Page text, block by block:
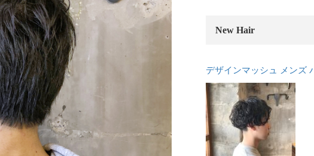
New Hair
デザインマッシュ メンズ